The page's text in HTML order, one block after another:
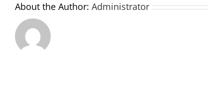
About the Author: Administrator